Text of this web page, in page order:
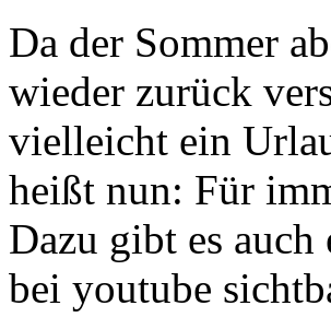
Da der Sommer
wieder zurück
vielleicht ein
heißt nun: Für
Dazu gibt es auch
bei youtube